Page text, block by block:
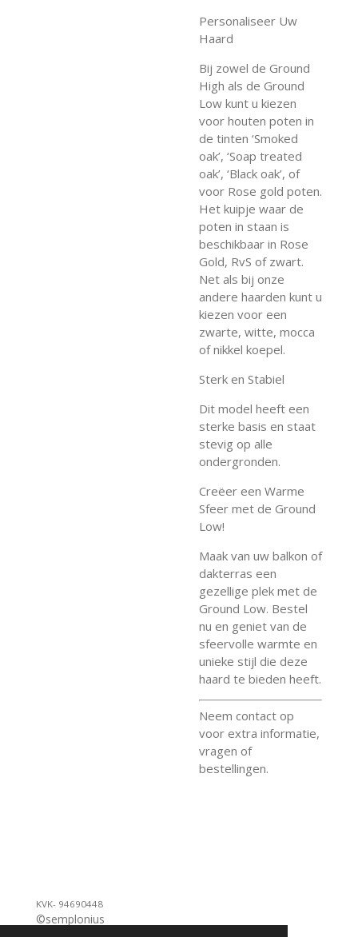
Personaliseer Uw
Haard
Bij zowel de Ground
High als de Ground
Low kunt u kiezen
voor houten poten in
de tinten ‘Smoked
oak’, ‘Soap treated
oak’, ‘Black oak’, of
voor Rose gold poten.
Het kuipje waar de
poten in staan is
beschikbaar in Rose
Gold, RvS of zwart.
Net als bij onze
andere haarden kunt u
kiezen voor een
zwarte, witte, mocca
of nikkel koepel.
Sterk en Stabiel
Dit model heeft een
sterke basis en staat
stevig op alle
ondergronden.
Creëer een Warme
Sfeer met de Ground
Low!
Maak van uw balkon of
dakterras een
gezellige plek met de
Ground Low. Bestel
nu en geniet van de
sfeervolle warmte en
unieke stijl die deze
haard te bieden heeft.
Neem contact op
voor extra informatie,
vragen of
bestellingen.
KVK- 94690448
©semplonius